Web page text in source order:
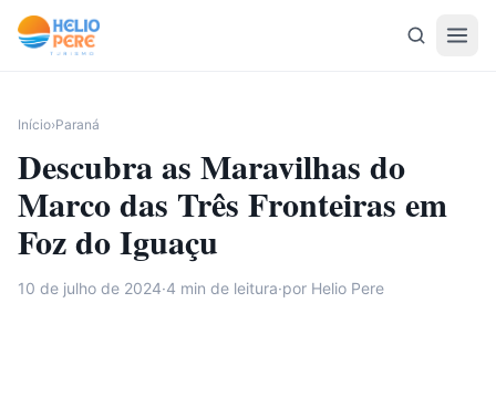
Pular para o conteúdo
Início›Paraná
Descubra as Maravilhas do
Marco das Três Fronteiras em
Foz do Iguaçu
10 de julho de 2024·4 min de leitura·por Helio Pere